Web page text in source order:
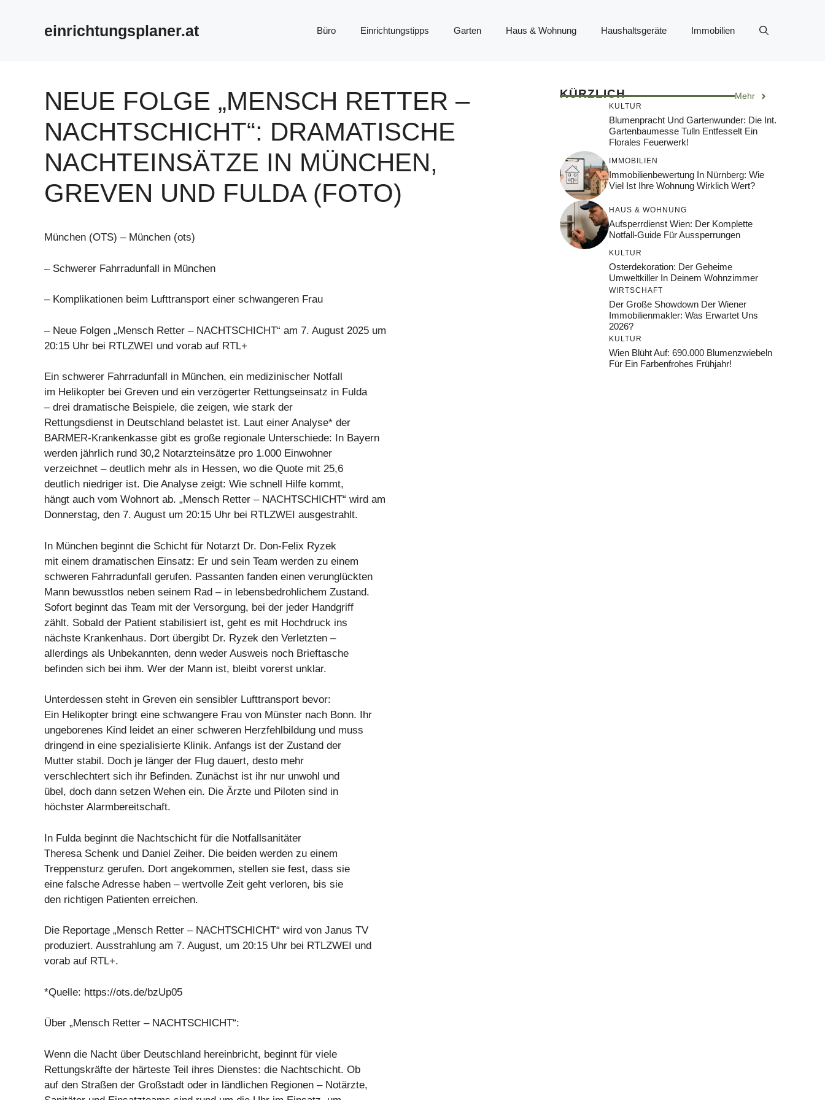
einrichtungsplaner.at Büro Einrichtungstipps Garten Haus & Wohnung Haushaltsgeräte Immobilien
NEUE FOLGE „MENSCH RETTER –
NACHTSCHICHT“: DRAMATISCHE
NACHTEINSÄTZE IN MÜNCHEN,
GREVEN UND FULDA (FOTO)
München (OTS) – München (ots)
– Schwerer Fahrradunfall in München
– Komplikationen beim Lufttransport einer schwangeren Frau
– Neue Folgen „Mensch Retter – NACHTSCHICHT“ am 7. August 2025 um
20:15 Uhr bei RTLZWEI und vorab auf RTL+
Ein schwerer Fahrradunfall in München, ein medizinischer Notfall
im Helikopter bei Greven und ein verzögerter Rettungseinsatz in Fulda
– drei dramatische Beispiele, die zeigen, wie stark der
Rettungsdienst in Deutschland belastet ist. Laut einer Analyse* der
BARMER-Krankenkasse gibt es große regionale Unterschiede: In Bayern
werden jährlich rund 30,2 Notarzteinsätze pro 1.000 Einwohner
verzeichnet – deutlich mehr als in Hessen, wo die Quote mit 25,6
deutlich niedriger ist. Die Analyse zeigt: Wie schnell Hilfe kommt,
hängt auch vom Wohnort ab. „Mensch Retter – NACHTSCHICHT“ wird am
Donnerstag, den 7. August um 20:15 Uhr bei RTLZWEI ausgestrahlt.
In München beginnt die Schicht für Notarzt Dr. Don-Felix Ryzek
mit einem dramatischen Einsatz: Er und sein Team werden zu einem
schweren Fahrradunfall gerufen. Passanten fanden einen verunglückten
Mann bewusstlos neben seinem Rad – in lebensbedrohlichem Zustand.
Sofort beginnt das Team mit der Versorgung, bei der jeder Handgriff
zählt. Sobald der Patient stabilisiert ist, geht es mit Hochdruck ins
nächste Krankenhaus. Dort übergibt Dr. Ryzek den Verletzten –
allerdings als Unbekannten, denn weder Ausweis noch Brieftasche
befinden sich bei ihm. Wer der Mann ist, bleibt vorerst unklar.
Unterdessen steht in Greven ein sensibler Lufttransport bevor:
Ein Helikopter bringt eine schwangere Frau von Münster nach Bonn. Ihr
ungeborenes Kind leidet an einer schweren Herzfehlbildung und muss
dringend in eine spezialisierte Klinik. Anfangs ist der Zustand der
Mutter stabil. Doch je länger der Flug dauert, desto mehr
verschlechtert sich ihr Befinden. Zunächst ist ihr nur unwohl und
übel, doch dann setzen Wehen ein. Die Ärzte und Piloten sind in
höchster Alarmbereitschaft.
In Fulda beginnt die Nachtschicht für die Notfallsanitäter
Theresa Schenk und Daniel Zeiher. Die beiden werden zu einem
Treppensturz gerufen. Dort angekommen, stellen sie fest, dass sie
eine falsche Adresse haben – wertvolle Zeit geht verloren, bis sie
den richtigen Patienten erreichen.
Die Reportage „Mensch Retter – NACHTSCHICHT“ wird von Janus TV
produziert. Ausstrahlung am 7. August, um 20:15 Uhr bei RTLZWEI und
vorab auf RTL+.
*Quelle: https://ots.de/bzUp05
Über „Mensch Retter – NACHTSCHICHT“:
Wenn die Nacht über Deutschland hereinbricht, beginnt für viele
Rettungskräfte der härteste Teil ihres Dienstes: die Nachtschicht. Ob
auf den Straßen der Großstadt oder in ländlichen Regionen – Notärzte,
KÜRZLICH Mehr
KULTUR
Blumenpracht Und Gartenwunder: Die Int.
Gartenbaumesse Tulln Entfesselt Ein
Florales Feuerwerk!
IMMOBILIEN
Immobilienbewertung In Nürnberg: Wie
Viel Ist Ihre Wohnung Wirklich Wert?
HAUS & WOHNUNG
Aufsperrdienst Wien: Der Komplette
Notfall-Guide Für Aussperrungen
KULTUR
Osterdekoration: Der Geheime
Umweltkiller In Deinem Wohnzimmer
WIRTSCHAFT
Der Große Showdown Der Wiener
Immobilienmakler: Was Erwartet Uns
2026?
KULTUR
Wien Blüht Auf: 690.000 Blumenzwiebeln
Für Ein Farbenfrohes Frühjahr!